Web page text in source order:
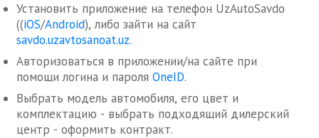
Установить приложение на телефон UzAutoSavdo
((iOS/Android), либо зайти на сайт
savdo.uzavtosanoat.uz.
Авторизоваться в приложении/на сайте при
помощи логина и пароля OneID.
Выбрать модель автомобиля, его цвет и
комплектацию - выбрать подходящий дилерский
центр - оформить контракт.